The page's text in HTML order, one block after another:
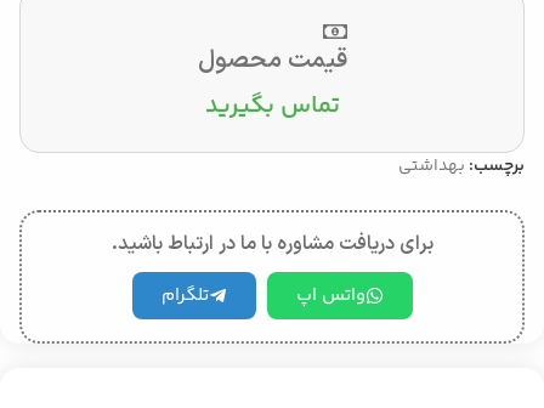
قیمت محصول
تماس بگیرید
برچسب: بهداشتی
برای دریافت مشاوره با ما در ارتباط باشید.
واتس اپ تلگرام